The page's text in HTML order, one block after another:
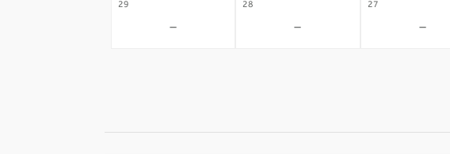
27
-
28
-
29
-